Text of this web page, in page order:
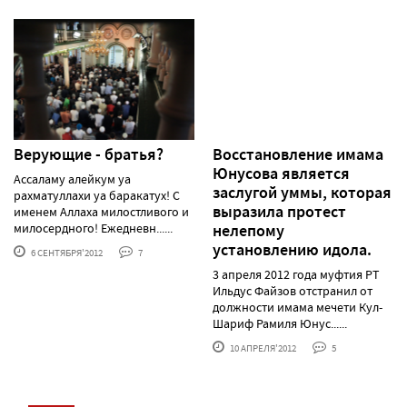
Верующие - братья?
Ассаламу алейкум уа
рахматуллахи уа баракатух! С
именем Аллаха милостливого и
милосердного! Ежедневн......
6 СЕНТЯБРЯ'2012 7
Восстановление имама
Юнусова является
заслугой уммы, которая
выразила протест
нелепому
установлению идола.
3 апреля 2012 года муфтия РТ
Ильдус Файзов отстранил от
должности имама мечети Кул-
Шариф Рамиля Юнус......
10 АПРЕЛЯ'2012 5